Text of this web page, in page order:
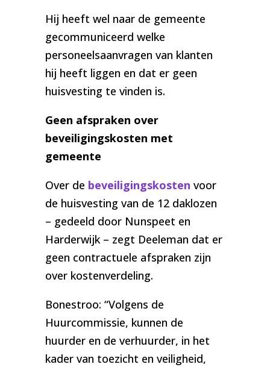
Hij heeft wel naar de gemeente
gecommuniceerd welke
personeelsaanvragen van klanten
hij heeft liggen en dat er geen
huisvesting te vinden is.
Geen afspraken over
beveiligingskosten met
gemeente
Over de beveiligingskosten voor
de huisvesting van de 12 daklozen
– gedeeld door Nunspeet en
Harderwijk – zegt Deeleman dat er
geen contractuele afspraken zijn
over kostenverdeling.
Bonestroo: “Volgens de
Huurcommissie, kunnen de
huurder en de verhuurder, in het
kader van toezicht en veiligheid,